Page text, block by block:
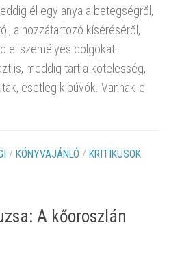
él egy anya a betegségről,
a hozzátartozó kíséréséről,
el személyes dolgokat.
is, meddig tart a kötelesség,
esetleg kibúvók. Vannak-e
/ KÖNYVAJÁNLÓ / KRITIKUSOK
A kőoroszlán